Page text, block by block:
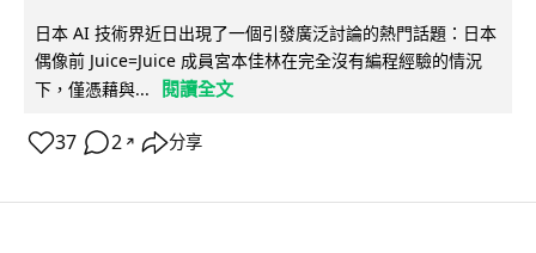
日本 AI 技術界近日出現了一個引發廣泛討論的熱門話題：日本
偶像前 Juice=Juice 成員宮本佳林在完全沒有編程經驗的情況
下，僅憑藉與...
閱讀全文
37 2 ↗ 分享